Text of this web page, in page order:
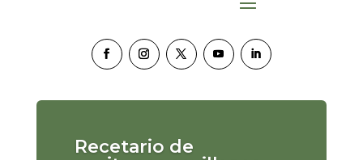
Recetario de